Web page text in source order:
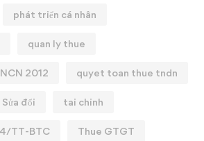
phát triển cá nhân
quan ly thue
2012 quyet toan thue tndn
Sửa đổi tai chinh
TT-BTC Thue GTGT